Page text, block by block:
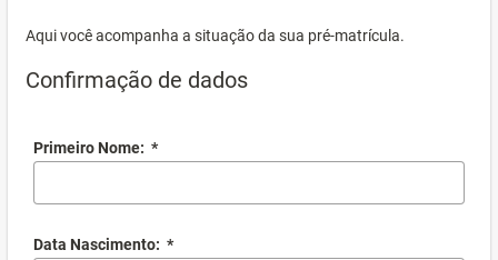
Aqui você acompanha a situação da sua pré-matrícula.
Confirmação de dados
Primeiro Nome: *
Data Nascimento: *